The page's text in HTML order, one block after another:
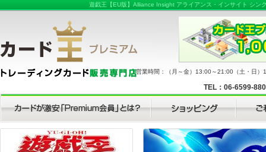
遊戯王【EU版】Alliance Insight アライアンス・インサイト シン
営業時間：（月～金）13:00～21:00（土・日
TEL：06-6599-